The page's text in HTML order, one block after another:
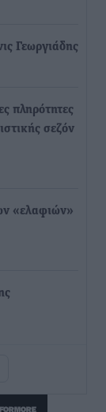
Γεωργιάδης
πληρότητες
σεζόν
«ελαφιών»
άμεσα